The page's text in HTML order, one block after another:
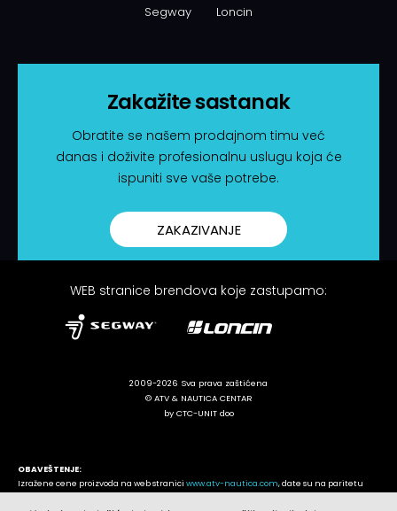
Segway Loncin
Zakažite sastanak
Obratite se našem prodajnom timu već
danas i doživite profesionalnu uslugu koja će
ispuniti sve vaše potrebe.
ZAKAZIVANJE
WEB stranice brendova koje zastupamo:
2009-2026 Sva prava zaštićena
© ATV & NAUTICA CENTAR
by CTC-UNIT doo
OBAVEŠTENJE:
Izražene cene proizvoda na web stranici www.atv-nautica.com, date su na paritetu